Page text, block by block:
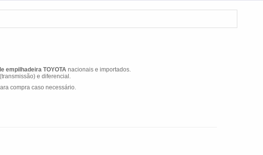
empilhadeira TOYOTA nacionais e importados.
e diferencial.
compra caso necessário.